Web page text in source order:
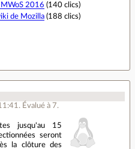
2016 (140 clics)
de Mozilla(188 clics)
. Évalué à 7.
jusqu'au 15
seront
la clôture des